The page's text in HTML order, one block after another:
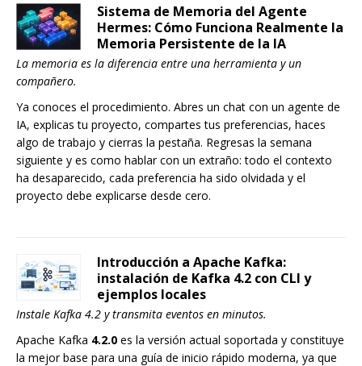
Sistema de Memoria del Agente
Hermes: Cómo Funciona Realmente la
Memoria Persistente de la IA
La memoria es la diferencia entre una herramienta y un
compañero.
Ya conoces el procedimiento. Abres un chat con un agente de
IA, explicas tu proyecto, compartes tus preferencias, haces
algo de trabajo y cierras la pestaña. Regresas la semana
siguiente y es como hablar con un extraño: todo el contexto
ha desaparecido, cada preferencia ha sido olvidada y el
proyecto debe explicarse desde cero.
Introducción a Apache Kafka:
instalación de Kafka 4.2 con CLI y
ejemplos locales
Instale Kafka 4.2 y transmita eventos en minutos.
Apache Kafka 4.2.0 es la versión actual soportada y constituye
la mejor base para una guía de inicio rápido moderna, ya que